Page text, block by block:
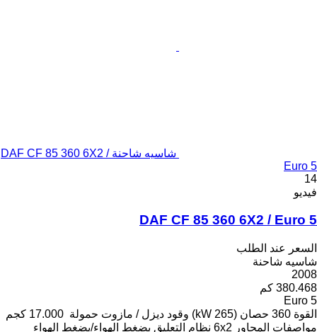
شاسيه شاحنة DAF CF 85 360 6X2 /
Euro 5
14
فيديو
DAF CF 85 360 6X2 / Euro 5
السعر عند الطلب
شاسيه شاحنة
2008
380.468 كم
Euro 5
القوة 360 حصان (265 kW) وقود ديزل / مازوت حمولة 17.000 كجم
مواصفات المحاور 6x2 نظام التعليق بضغط الهواء/بضغط الهواء